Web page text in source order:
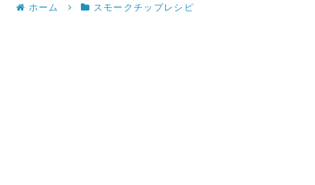
ホーム スモークチップレシピ